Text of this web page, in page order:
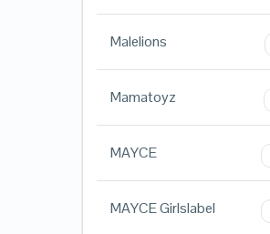
Malelions
Mamatoyz
MAYCE
MAYCE Girlslabel